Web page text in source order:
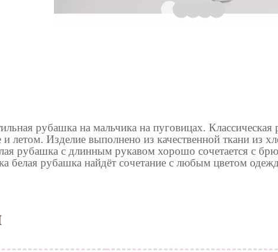
рубашка на мальчика на пуговицах.
летом. Изделие выполнено из качественной ткани из
рубашка с длинным рукавом хорошо сочетается с
белая рубашка найдёт сочетание с любым цветом